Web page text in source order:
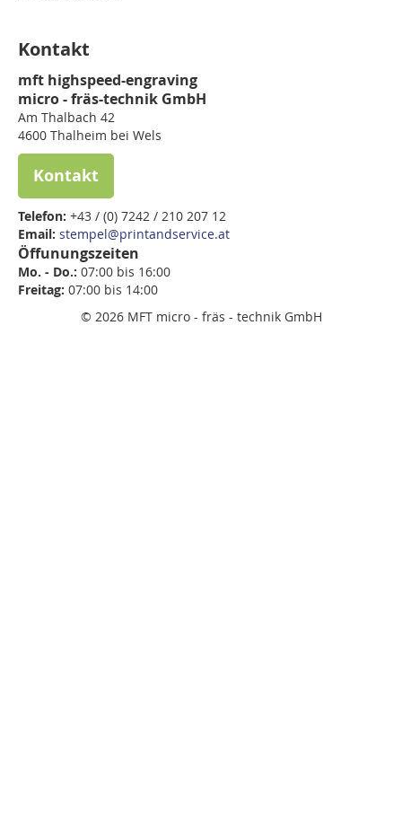
Kontakt
mft highspeed-engraving
micro - fräs-technik GmbH
Am Thalbach 42
4600 Thalheim bei Wels
Kontakt
Telefon: +43 / (0) 7242 / 210 207 12
Email: stempel@printandservice.at
Öffunungszeiten
Mo. - Do.: 07:00 bis 16:00
Freitag: 07:00 bis 14:00
© 2026 MFT micro - fräs - technik GmbH